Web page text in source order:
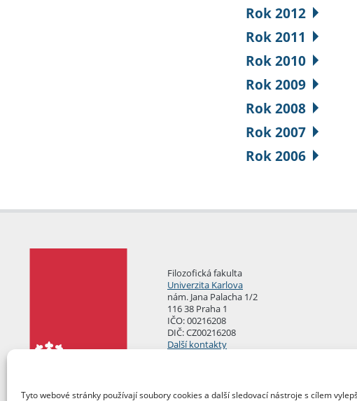
Tyto webové stránky používají soubory cookies a další sledovací nástroje s cílem
Rok 2012
Rok 2011
Rok 2010
Rok 2009
Rok 2008
Rok 2007
Rok 2006
Filozofická fakulta
Univerzita Karlova
nám. Jana Palacha 1/2
116 38 Praha 1
IČO: 00216208
DIČ: CZ00216208
Další kontakty